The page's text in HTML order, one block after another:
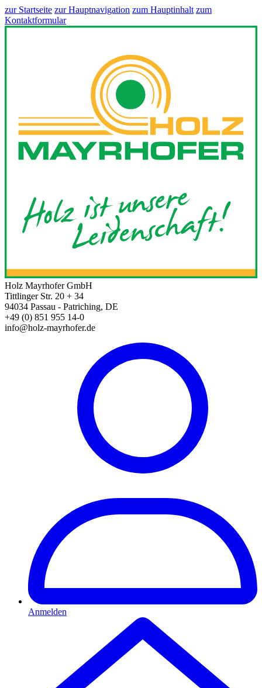
zur Startseite zur Hauptnavigation zum Hauptinhalt zum
Kontaktformular
Holz Mayrhofer GmbH
Tittlinger Str. 20 + 34
94034 Passau - Patriching, DE
+49 (0) 851 955 14-0
info@holz-mayrhofer.de
Anmelden